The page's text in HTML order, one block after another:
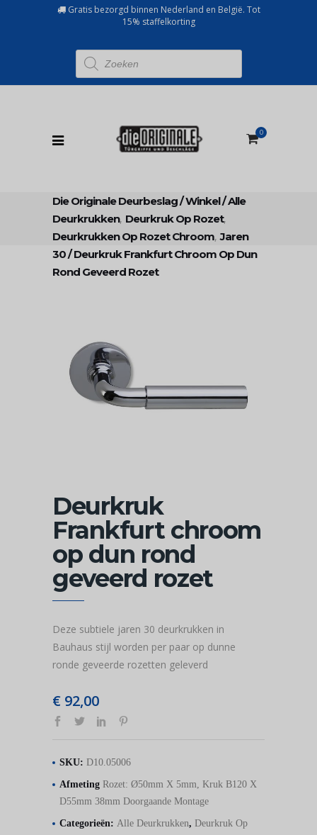
Gratis bezorgd binnen Nederland en België. Tot
15% staffelkorting
Producten
zoeken
0
Die Originale Deurbeslag/Winkel/Alle
Deurkrukken, Deurkruk Op Rozet,
Deurkrukken Op Rozet Chroom,Jaren
30/Deurkruk Frankfurt Chroom Op Dun
Rond Geveerd Rozet
Deurkruk
Frankfurt chroom
op dun rond
geveerd rozet
Deze subtiele jaren 30 deurkrukken in
Bauhaus stijl worden per paar op dunne
ronde geveerde rozetten geleverd
€ 92,00
SKU: D10.05006
Afmeting Rozet: Ø50mm X 5mm, Kruk B120 X
D55mm 38mm Doorgaande Montage
Categorieën: Alle Deurkrukken, Deurkruk Op